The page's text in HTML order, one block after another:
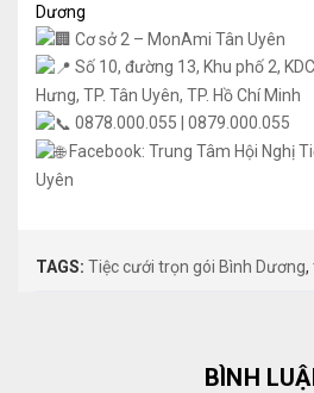
Dương
Cơ sở 2 – MonAmi Tân Uyên
Số 10, đường 13, Khu phố 2,
Hưng, TP. Tân Uyên, TP. Hồ Chí Minh
0878.000.055 | 0879.000.055
Facebook: Trung Tâm Hội Nghị
Uyên
TAGS: Tiệc cưới trọn gói Bình Dương,
BÌNH